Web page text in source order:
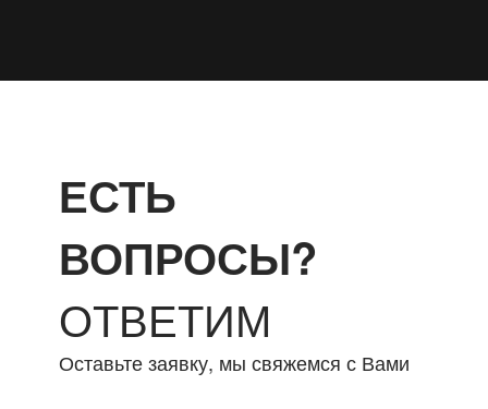
ЕСТЬ
ВОПРОСЫ?
ОТВЕТИМ
Оставьте заявку, мы свяжемся с Вами